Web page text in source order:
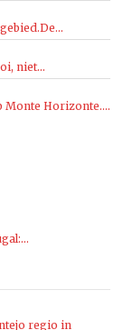
niet...
Monte Horizonte....
regio in